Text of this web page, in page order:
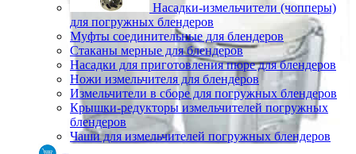
Насадки-измельчители (чопперы)
для погружных блендеров
Муфты соединительные для блендеров
Стаканы мерные для блендеров
Насадки для приготовления пюре для блендеров
Ножи измельчителя для блендеров
Измельчители в сборе для погружных блендеров
Крышки-редукторы измельчителей погружных
блендеров
Чаши для измельчителей погружных блендеров